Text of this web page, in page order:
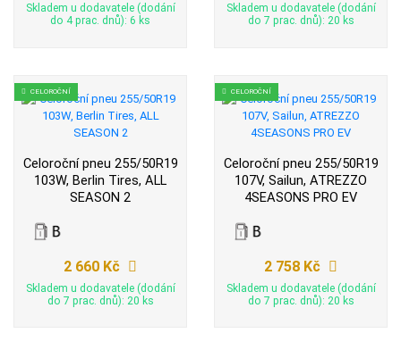
Skladem u dodavatele (dodání
do 4 prac. dnů): 6 ks
Skladem u dodavatele (dodání
do 7 prac. dnů): 20 ks
CELOROČNÍ
Celoroční pneu 255/50R19
103W, Berlin Tires, ALL
SEASON 2
2 660 Kč
Skladem u dodavatele (dodání
do 7 prac. dnů): 20 ks
CELOROČNÍ
Celoroční pneu 255/50R19
107V, Sailun, ATREZZO
4SEASONS PRO EV
2 758 Kč
Skladem u dodavatele (dodání
do 7 prac. dnů): 20 ks